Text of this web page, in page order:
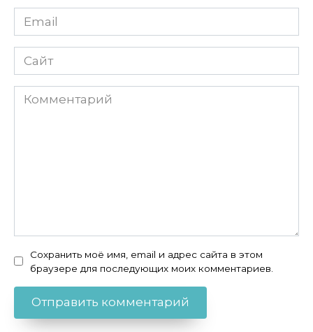
Email
Сайт
Комментарий
Сохранить моё имя, email и адрес сайта в этом
браузере для последующих моих комментариев.